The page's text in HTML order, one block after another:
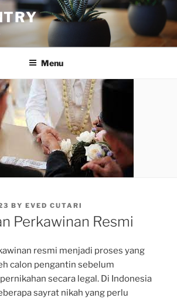
Menu
BY EVED CUTARI
Perkawinan Resmi
resmi menjadi proses yang
calon pengantin sebelum
secara legal. Di Indonesia
sayrat nikah yang perlu